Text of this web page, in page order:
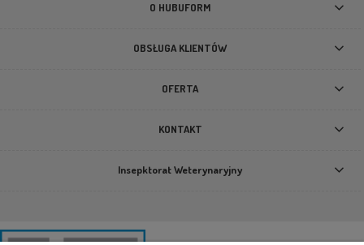
O HUBUFORM
OBSŁUGA KLIENTÓW
OFERTA
KONTAKT
Insepktorat Weterynaryjny